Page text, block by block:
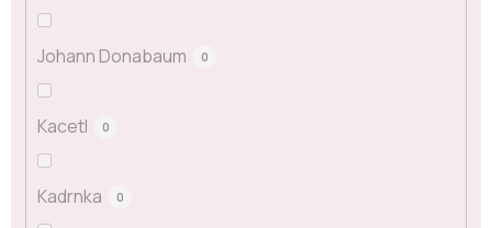
Johann Donabaum 0
Kacetl 0
Kadrnka 0